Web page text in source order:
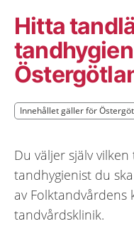
Hitta
Innehållet gäller för
Innehållet gäller för
Du väljer själv
tandhygienist du
av
tandvårdsklinik.